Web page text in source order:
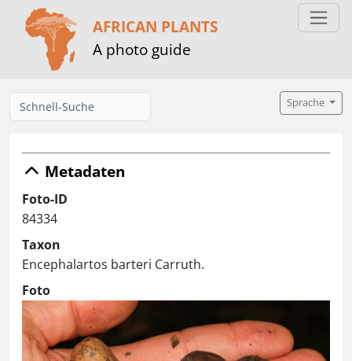
AFRICAN PLANTS
A photo guide
Sprache
Metadaten
Foto-ID
84334
Taxon
Encephalartos barteri Carruth.
Foto